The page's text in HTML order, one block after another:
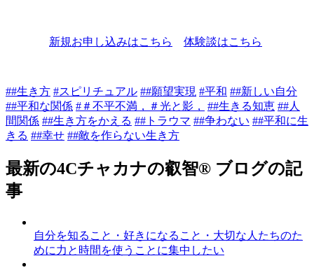
新規お申し込みはこちら 体験談はこちら
##生き方 #スピリチュアル ##願望実現 #平和 ##新しい自分
##平和な関係 #＃不平不満，＃光と影， ##生きる知恵 ##人
間関係 ##生き方をかえる ##トラウマ ##争わない ##平和に生
きる ##幸せ ##敵を作らない生き方
最新の4Cチャカナの叡智® ブログの記
事
自分を知ること・好きになること・大切な人たちのた
めに力と時間を使うことに集中したい